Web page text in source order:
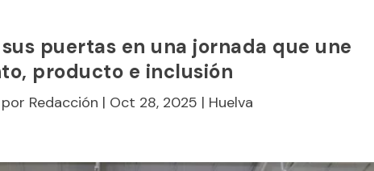
puertas en una jornada que une
producto e inclusión
Redacción | Oct 28, 2025 | Huelva